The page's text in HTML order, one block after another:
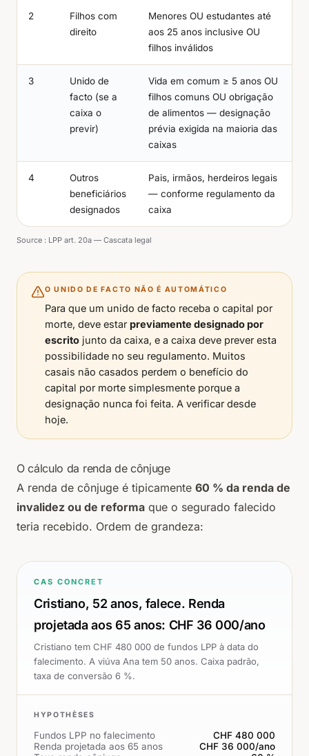
2
Filhos com
direito
Menores OU estudantes até
aos 25 anos inclusive OU
filhos inválidos
3
Unido de
facto (se a
caixa o
previr)
Vida em comum ≥ 5 anos OU
filhos comuns OU obrigação
de alimentos — designação
prévia exigida na maioria das
caixas
4
Outros
beneficiários
designados
Pais, irmãos, herdeiros legais
— conforme regulamento da
caixa
Source : LPP art. 20a — Cascata legal
O UNIDO DE FACTO NÃO É AUTOMÁTICO
Para que um unido de facto receba o capital por
morte, deve estar previamente designado por
escrito junto da caixa, e a caixa deve prever esta
possibilidade no seu regulamento. Muitos
casais não casados perdem o benefício do
capital por morte simplesmente porque a
designação nunca foi feita. A verificar desde
hoje.
O cálculo da renda de cônjuge
A renda de cônjuge é tipicamente 60 % da renda de
invalidez ou de reforma que o segurado falecido
teria recebido. Ordem de grandeza:
CAS CONCRET
Cristiano, 52 anos, falece. Renda
projetada aos 65 anos: CHF 36 000/ano
Cristiano tem CHF 480 000 de fundos LPP à data do
falecimento. A viúva Ana tem 50 anos. Caixa padrão,
taxa de conversão 6 %.
HYPOTHÈSES
Fundos LPP no falecimento
CHF 480 000
Renda projetada aos 65 anos
CHF 36 000/ano